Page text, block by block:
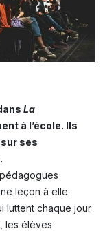
La
à l’école. Ils
ses
leçon à elle
luttent chaque jour
les élèves